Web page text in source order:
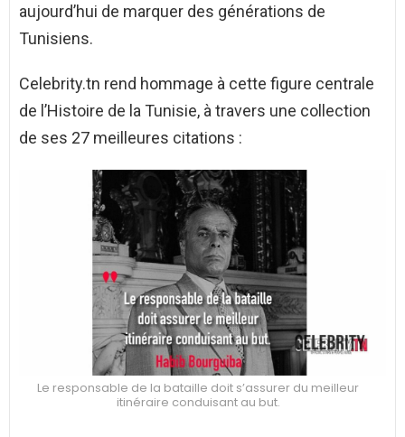
aujourd’hui de marquer des générations de
Tunisiens.
Celebrity.tn rend hommage à cette figure centrale
de l’Histoire de la Tunisie, à travers une collection
de ses 27 meilleures citations :
Le responsable de la bataille doit s’assurer du meilleur
itinéraire conduisant au but.